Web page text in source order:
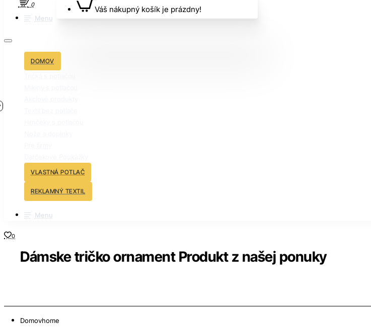
0 Váš nákupný košík je prázdny!
Menu
DOMOV
VLASTNÁ POTLAČ
REKLAMNÝ TEXTIL
Menu
0
Dámske tričko ornament Produkt z našej ponuky
Domovhome